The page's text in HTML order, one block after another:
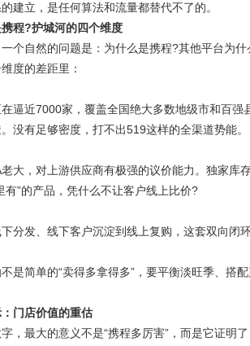
立，是任何算法和流量都替代不了的。
程?护城河的四个维度
自然的问题是：为什么是携程?其他平台为什
的差距里：
近7000家，覆盖全国绝大多数地级市和百强
没有足够密度，打不出519这样的全渠道势能。
，对上游供应商有极强的议价能力。独家库
有”的产品，凭什么不让客户线上比价?
发、线下客户沉淀到线上复购，这套双向闭环
简单的“卖得多拿得多”，要平衡淡旺季、搭
门店价值的重估
最大的意义不是“携程多厉害”，而是它证明